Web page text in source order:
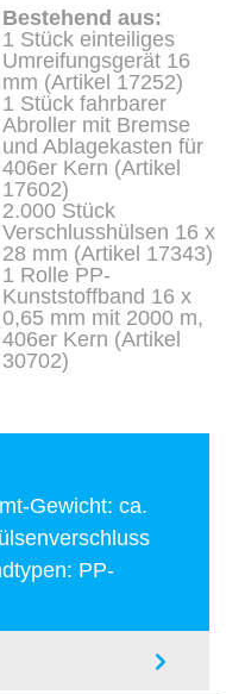
Bestehend aus:
1 Stück einteiliges
Umreifungsgerät 16
mm (Artikel 17252)
1 Stück fahrbarer
Abroller mit Bremse
und Ablagekasten für
406er Kern (Artikel
17602)
2.000 Stück
Verschlusshülsen 16 x
28 mm (Artikel 17343)
1 Rolle PP-
Kunststoffband 16 x
0,65 mm mit 2000 m,
406er Kern (Artikel
30702)
Gewicht: ca.
PP-